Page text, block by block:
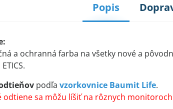
Popis
a ochranná farba na všetky nové a
podľavzorkovnice Baumit Life.
odtiene sa môžu líšiť na rôznych